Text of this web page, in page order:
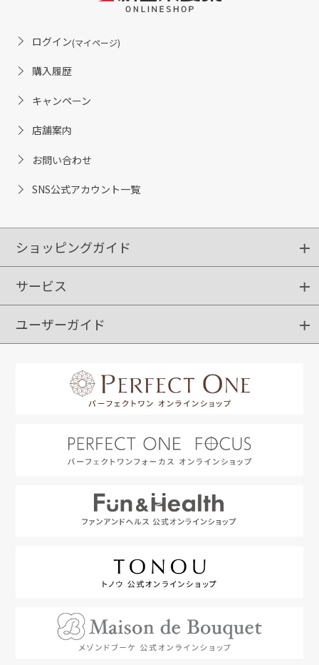
ログイン(マイページ)
購入履歴
キャンペーン
店舗案内
お問い合わせ
SNS公式アカウント一覧
ショッピングガイド
ショッピングガイド
ご注文方法
送料・配送
クーポンご利用方法
サービス
定期購入
ポイントサービス
お知らせメール
ユーザーガイド